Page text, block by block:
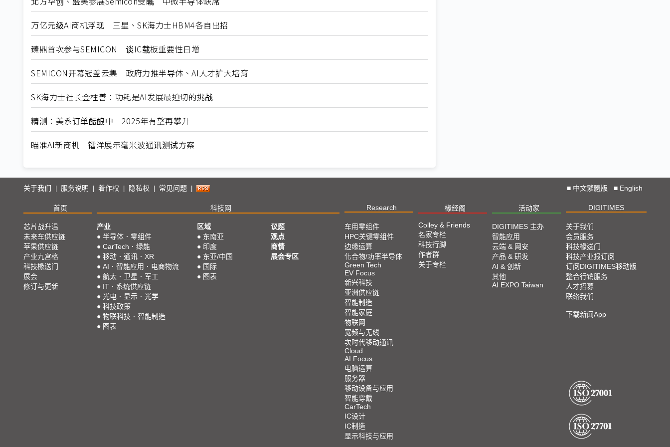
万亿元级AI商机浮现 三星、SK海力士HBM4各自出招
臻鼎首次参与SEMICON 谈IC载板重要性日增
SEMICON开幕冠盖云集 政府力推半导体、AI人才扩大培育
SK海力士社长金柱善：功耗是AI发展最迫切的挑战
精测：美系订单酝酿中 2025年有望再攀升
瞄准AI新商机 镭洋展示毫米波通讯测试方案
关于我们 | 服务说明 | 着作权 | 隐私权 | 常见问题 | ■ 中文繁體版 ■ English
首页 科技网 Research 椽经阁 活动家 DIGITIMES
芯片战升温
未来车供应链
苹果供应链
产业九宫格
科技椽送门
展会
修订与更新
产业
● 半导体．零组件
● CarTech．绿能
● 移动．通讯．XR
● AI．智能应用．电商物流
● 航太．卫星．军工
● IT．系统供应链
● 光电．显示．光学
● 科技政策
● 物联科技．智能制造
● 图表
区域
● 东南亚
● 印度
● 东亚/中国
● 国际
● 图表
议题
观点
商情
展会专区
车用零组件
HPC关键零组件
边缘运算
化合物/功率半导体
Green Tech
EV Focus
新兴科技
亚洲供应链
智能制造
智能家庭
物联网
宽频与无线
次时代移动通讯
Cloud
AI Focus
电脑运算
服务器
移动设备与应用
智能穿戴
CarTech
IC设计
IC制造
显示科技与应用
Colley & Friends
名家专栏
科技行脚
作者群
关于专栏
DIGITIMES 主办
智能应用
云端 & 网安
产品 & 研发
AI & 创新
其他
AI EXPO Taiwan
关于我们
会员服务
科技椽送门
科技产业报订阅
订阅DIGITIMES移动版
整合行销服务
人才招募
联络我们
下载新闻App